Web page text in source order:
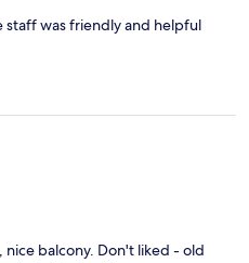
staff was friendly and helpful
balcony. Don't liked - old